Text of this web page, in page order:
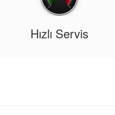
Hızlı Servis